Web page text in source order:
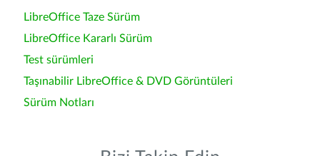
LibreOffice Taze Sürüm
LibreOffice Kararlı Sürüm
Test sürümleri
Taşınabilir LibreOffice & DVD Görüntüleri
Sürüm Notları